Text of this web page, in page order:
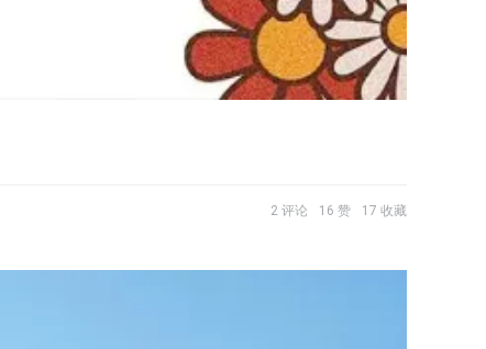
2 评论 16 赞 17 收藏